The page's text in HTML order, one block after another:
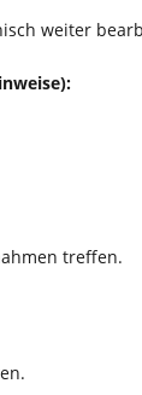
weiter
treffen.